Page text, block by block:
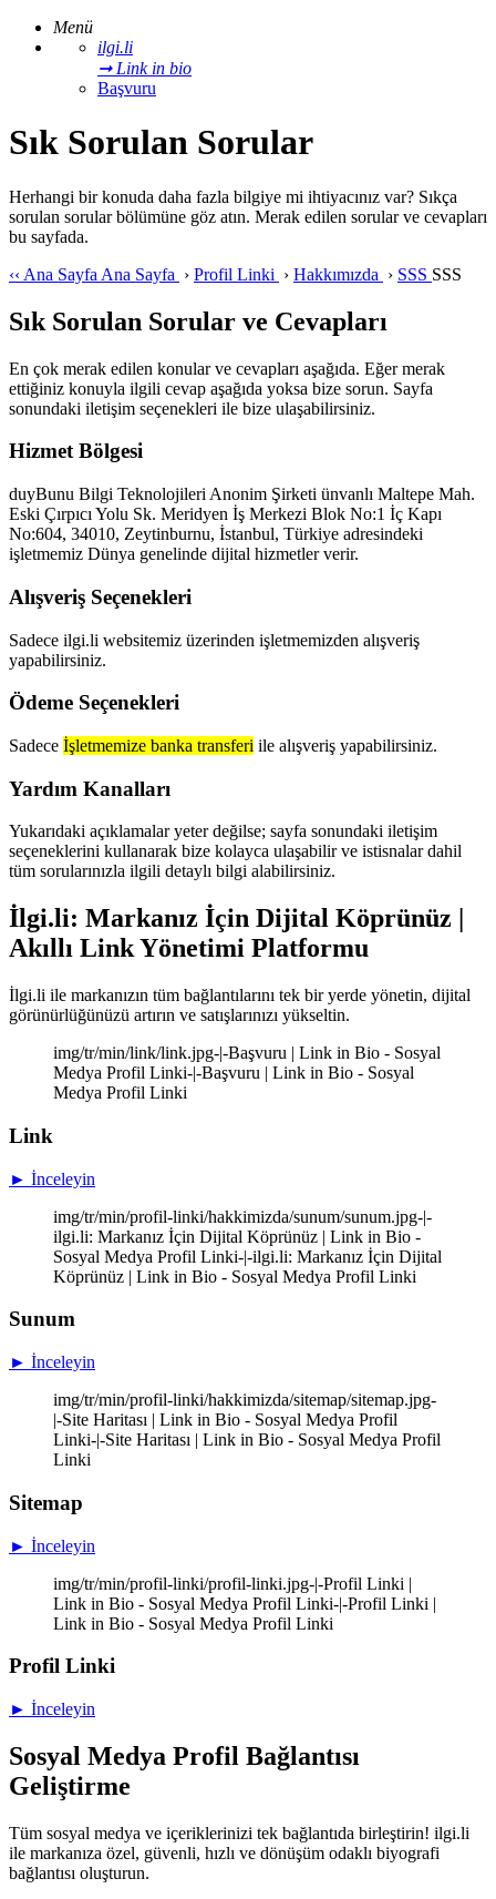
Menü
ilgi.li
➞ Link in bio
Başvuru
Sık Sorulan Sorular
Herhangi bir konuda daha fazla bilgiye mi ihtiyacınız var? Sıkça
sorulan sorular bölümüne göz atın. Merak edilen sorular ve cevapları
bu sayfada.
‹‹ Ana Sayfa Ana Sayfa › Profil Linki › Hakkımızda › SSS SSS
Sık Sorulan Sorular ve Cevapları
En çok merak edilen konular ve cevapları aşağıda. Eğer merak
ettiğiniz konuyla ilgili cevap aşağıda yoksa bize sorun. Sayfa
sonundaki iletişim seçenekleri ile bize ulaşabilirsiniz.
Hizmet Bölgesi
duyBunu Bilgi Teknolojileri Anonim Şirketi ünvanlı Maltepe Mah.
Eski Çırpıcı Yolu Sk. Meridyen İş Merkezi Blok No:1 İç Kapı
No:604, 34010, Zeytinburnu, İstanbul, Türkiye adresindeki
işletmemiz Dünya genelinde dijital hizmetler verir.
Alışveriş Seçenekleri
Sadece ilgi.li websitemiz üzerinden işletmemizden alışveriş
yapabilirsiniz.
Ödeme Seçenekleri
Sadece İşletmemize banka transferi ile alışveriş yapabilirsiniz.
Yardım Kanalları
Yukarıdaki açıklamalar yeter değilse; sayfa sonundaki iletişim
seçeneklerini kullanarak bize kolayca ulaşabilir ve istisnalar dahil
tüm sorularınızla ilgili detaylı bilgi alabilirsiniz.
İlgi.li: Markanız İçin Dijital Köprünüz |
Akıllı Link Yönetimi Platformu
İlgi.li ile markanızın tüm bağlantılarını tek bir yerde yönetin, dijital
görünürlüğünüzü artırın ve satışlarınızı yükseltin.
img/tr/min/link/link.jpg-|-Başvuru | Link in Bio - Sosyal
Medya Profil Linki-|-Başvuru | Link in Bio - Sosyal
Medya Profil Linki
Link
► İnceleyin
img/tr/min/profil-linki/hakkimizda/sunum/sunum.jpg-|-
ilgi.li: Markanız İçin Dijital Köprünüz | Link in Bio -
Sosyal Medya Profil Linki-|-ilgi.li: Markanız İçin Dijital
Köprünüz | Link in Bio - Sosyal Medya Profil Linki
Sunum
► İnceleyin
img/tr/min/profil-linki/hakkimizda/sitemap/sitemap.jpg-
|-Site Haritası | Link in Bio - Sosyal Medya Profil
Linki-|-Site Haritası | Link in Bio - Sosyal Medya Profil
Linki
Sitemap
► İnceleyin
img/tr/min/profil-linki/profil-linki.jpg-|-Profil Linki |
Link in Bio - Sosyal Medya Profil Linki-|-Profil Linki |
Link in Bio - Sosyal Medya Profil Linki
Profil Linki
► İnceleyin
Sosyal Medya Profil Bağlantısı
Geliştirme
Tüm sosyal medya ve içeriklerinizi tek bağlantıda birleştirin! ilgi.li
ile markanıza özel, güvenli, hızlı ve dönüşüm odaklı biyografi
bağlantısı oluşturun.